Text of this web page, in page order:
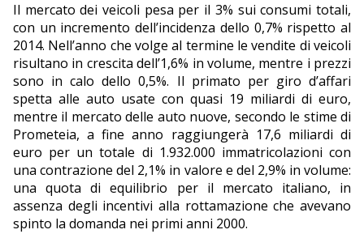
Il mercato dei veicoli pesa per il 3% sui consumi totali,
con un incremento dell’incidenza dello 0,7% rispetto al
2014. Nell’anno che volge al termine le vendite di veicoli
risultano in crescita dell’1,6% in volume, mentre i prezzi
sono in calo dello 0,5%. Il primato per giro d’affari
spetta alle auto usate con quasi 19 miliardi di euro,
mentre il mercato delle auto nuove, secondo le stime di
Prometeia, a fine anno raggiungerà 17,6 miliardi di
euro per un totale di 1.932.000 immatricolazioni con
una contrazione del 2,1% in valore e del 2,9% in volume:
una quota di equilibrio per il mercato italiano, in
assenza degli incentivi alla rottamazione che avevano
spinto la domanda nei primi anni 2000.